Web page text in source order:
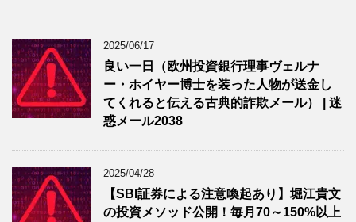
2025/06/17
良い一日（欧州投資銀行理事ヴェルナ
ー・ホイヤー博士を装った人物が送金し
てくれると伝える古典的詐欺メール） | 迷
惑メール2038
2025/04/28
【SBI証券による注意喚起あり】堀江貴文
の投資メソッド公開！毎月70～150%以上